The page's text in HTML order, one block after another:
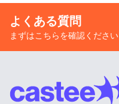
よくある質問
まずはこちらを確認ください